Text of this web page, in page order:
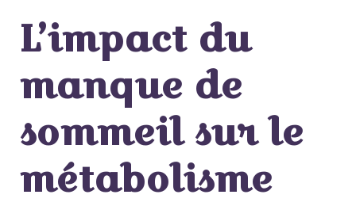
L’impact du
manque de
sommeil sur le
métabolisme